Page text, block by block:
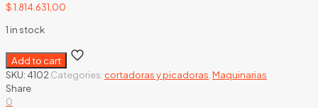
$1.814.631,00
1 in stock
Add to cart
SKU: 4102 Categories: cortadoras y picadoras Maquinarias
Share
0